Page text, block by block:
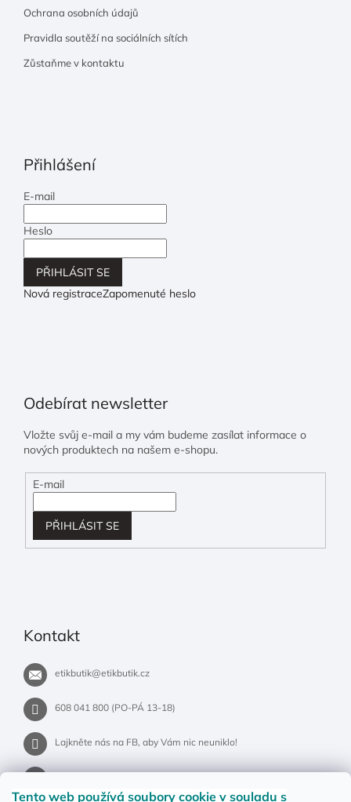
Tento web používá soubory cookie v souladu s
Ochrana osobních údajů
Pravidla soutěží na sociálních sítích
Zůstaňme v kontaktu
Přihlášení
E-mail
Heslo
PŘIHLÁSIT SE
Nová registraceZapomenuté heslo
Odebírat newsletter
Vložte svůj e-mail a my vám budeme zasílat informace o
nových produktech na našem e-shopu.
E-mail
PŘIHLÁSIT SE
Kontakt
etikbutik@etikbutik.cz
608 041 800 (PO-PÁ 13-18)
Lajkněte nás na FB, aby Vám nic neuniklo!